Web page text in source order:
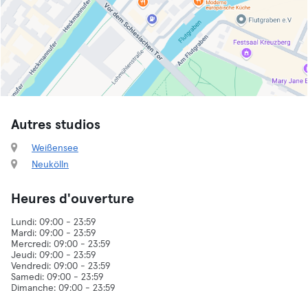
Autres studios
Weißensee
Neukölln
Heures d'ouverture
Lundi: 09:00 - 23:59
Mardi: 09:00 - 23:59
Mercredi: 09:00 - 23:59
Jeudi: 09:00 - 23:59
Vendredi: 09:00 - 23:59
Samedi: 09:00 - 23:59